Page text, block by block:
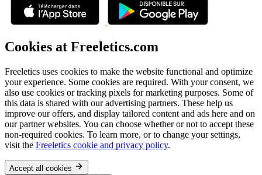
Cookies at Freeletics.com
Freeletics uses cookies to make the website functional and optimize
your experience. Some cookies are required. With your consent, we
also use cookies or tracking pixels for marketing purposes. Some of
this data is shared with our advertising partners. These help us
improve our offers, and display tailored content and ads here and on
our partner websites. You can choose whether or not to accept these
non-required cookies. To learn more, or to change your settings,
visit the Freeletics cookie and privacy policy.
Accept all cookies